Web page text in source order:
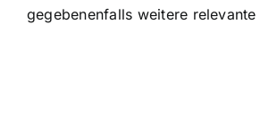
gegebenenfalls weitere relevante